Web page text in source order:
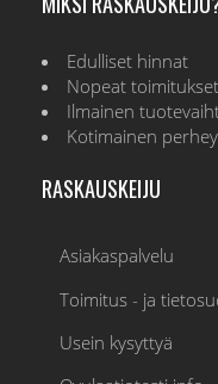
Edulliset hinnat
Nopeat toimitukset
Ilmainen
Kotimainen
RASKAUSKEIJU
Asiakaspalvelu
Toimitus - ja
Usein kysyttyä